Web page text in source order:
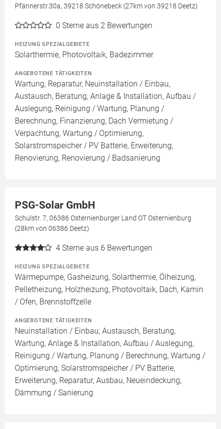
Pfännerstr.30a, 39218 Schönebeck (27km von 39218 Deetz)
0 Sterne aus 2 Bewertungen
HEIZUNG SPEZIALGEBIETE
Solarthermie, Photovoltaik, Badezimmer
ANGEBOTENE TÄTIGKEITEN
Wartung, Reparatur, Neuinstallation / Einbau,
Austausch, Beratung, Anlage & Installation, Aufbau /
Auslegung, Reinigung / Wartung, Planung /
Berechnung, Finanzierung, Dach Vermietung /
Verpachtung, Wartung / Optimierung,
Solarstromspeicher / PV Batterie, Erweiterung,
Renovierung, Renovierung / Badsanierung
PSG-Solar GmbH
Schulstr. 7, 06386 Osternienburger Land OT Osternienburg
(28km von 06386 Deetz)
4 Sterne aus 6 Bewertungen
HEIZUNG SPEZIALGEBIETE
Wärmepumpe, Gasheizung, Solarthermie, Ölheizung,
Pelletheizung, Holzheizung, Photovoltaik, Dach, Kamin
/ Ofen, Brennstoffzelle
ANGEBOTENE TÄTIGKEITEN
Neuinstallation / Einbau, Austausch, Beratung,
Wartung, Anlage & Installation, Aufbau / Auslegung,
Reinigung / Wartung, Planung / Berechnung, Wartung /
Optimierung, Solarstromspeicher / PV Batterie,
Erweiterung, Reparatur, Ausbau, Neueindeckung,
Dämmung / Sanierung